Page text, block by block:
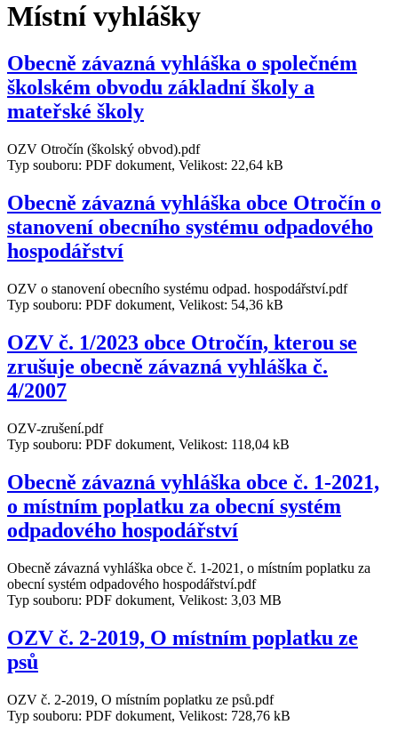
Místní vyhlášky
Obecně závazná vyhláška o společném
školském obvodu základní školy a
mateřské školy
OZV Otročín (školský obvod).pdf
Typ souboru: PDF dokument, Velikost: 22,64 kB
Obecně závazná vyhláška obce Otročín o
stanovení obecního systému odpadového
hospodářství
OZV o stanovení obecního systému odpad. hospodářství.pdf
Typ souboru: PDF dokument, Velikost: 54,36 kB
OZV č. 1/2023 obce Otročín, kterou se
zrušuje obecně závazná vyhláška č.
4/2007
OZV-zrušení.pdf
Typ souboru: PDF dokument, Velikost: 118,04 kB
Obecně závazná vyhláška obce č. 1-2021,
o místním poplatku za obecní systém
odpadového hospodářství
Obecně závazná vyhláška obce č. 1-2021, o místním poplatku za
obecní systém odpadového hospodářství.pdf
Typ souboru: PDF dokument, Velikost: 3,03 MB
OZV č. 2-2019, O místním poplatku ze
psů
OZV č. 2-2019, O místním poplatku ze psů.pdf
Typ souboru: PDF dokument, Velikost: 728,76 kB